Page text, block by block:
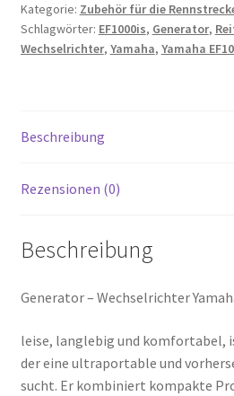
EF1000IS
Menge
Kategorie: Zubehör für die
Schlagwörter: EF1000is, Generator,
Wechselrichter, Yamaha, Yamaha
Beschreibung
Rezensionen (0)
Beschreibung
Generator – Wechselrichter
leise, langlebig und komfortabel,
der eine ultraportable und
sucht. Er kombiniert kompakte